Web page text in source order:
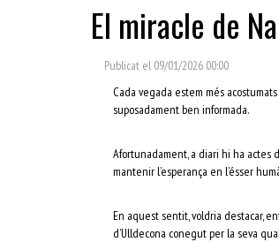
El miracle de
Publicat el 09/01/2026 00:00
Cada vegada estem més
suposadament ben informada.
Afortunadament, a diari hi ha actes
mantenir l’esperança en l’ésser
En aquest sentit, voldria destacar,
d’Ulldecona conegut per la seva